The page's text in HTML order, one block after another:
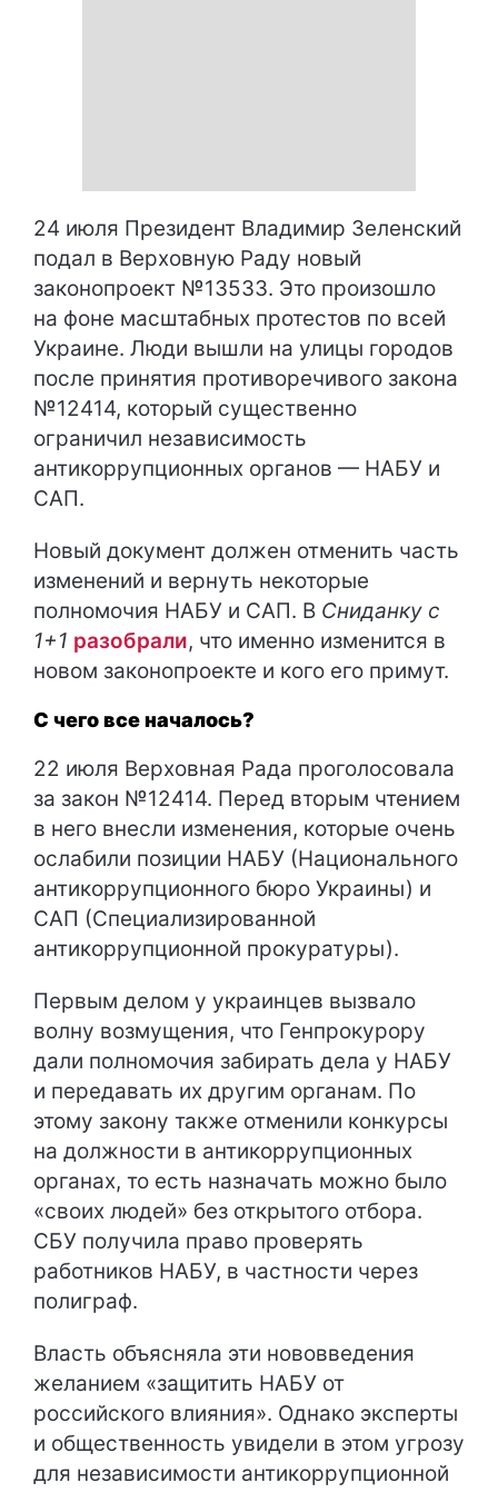
24 июля Президент Владимир Зеленский
подал в Верховную Раду новый
законопроект №13533. Это произошло
на фоне масштабных протестов по всей
Украине. Люди вышли на улицы городов
после принятия противоречивого закона
№12414, который существенно
ограничил независимость
антикоррупционных органов — НАБУ и
САП.
Новый документ должен отменить часть
изменений и вернуть некоторые
полномочия НАБУ и САП. В Сниданку с
1+1 разобрали, что именно изменится в
новом законопроекте и кого его примут.
С чего все началось?
22 июля Верховная Рада проголосовала
за закон №12414. Перед вторым чтением
в него внесли изменения, которые очень
ослабили позиции НАБУ (Национального
антикоррупционного бюро Украины) и
САП (Специализированной
антикоррупционной прокуратуры).
Первым делом у украинцев вызвало
волну возмущения, что Генпрокурору
дали полномочия забирать дела у НАБУ
и передавать их другим органам. По
этому закону также отменили конкурсы
на должности в антикоррупционных
органах, то есть назначать можно было
«своих людей» без открытого отбора.
СБУ получила право проверять
работников НАБУ, в частности через
полиграф.
Власть объясняла эти нововведения
желанием «защитить НАБУ от
российского влияния». Однако эксперты
и общественность увидели в этом угрозу
для независимости антикоррупционной